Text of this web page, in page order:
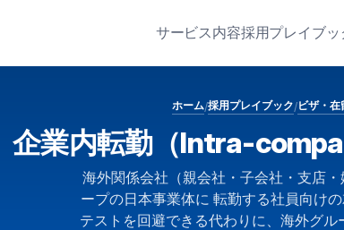
サービス内容採用プレイブッ
ホーム/採用プレイブック/ビザ・在
企業内転勤（Intra-
海外関係会社（親会社・子会社・支店
ープの日本事業体に 転勤する社員向け
テストを回避できる代わりに、海外グ